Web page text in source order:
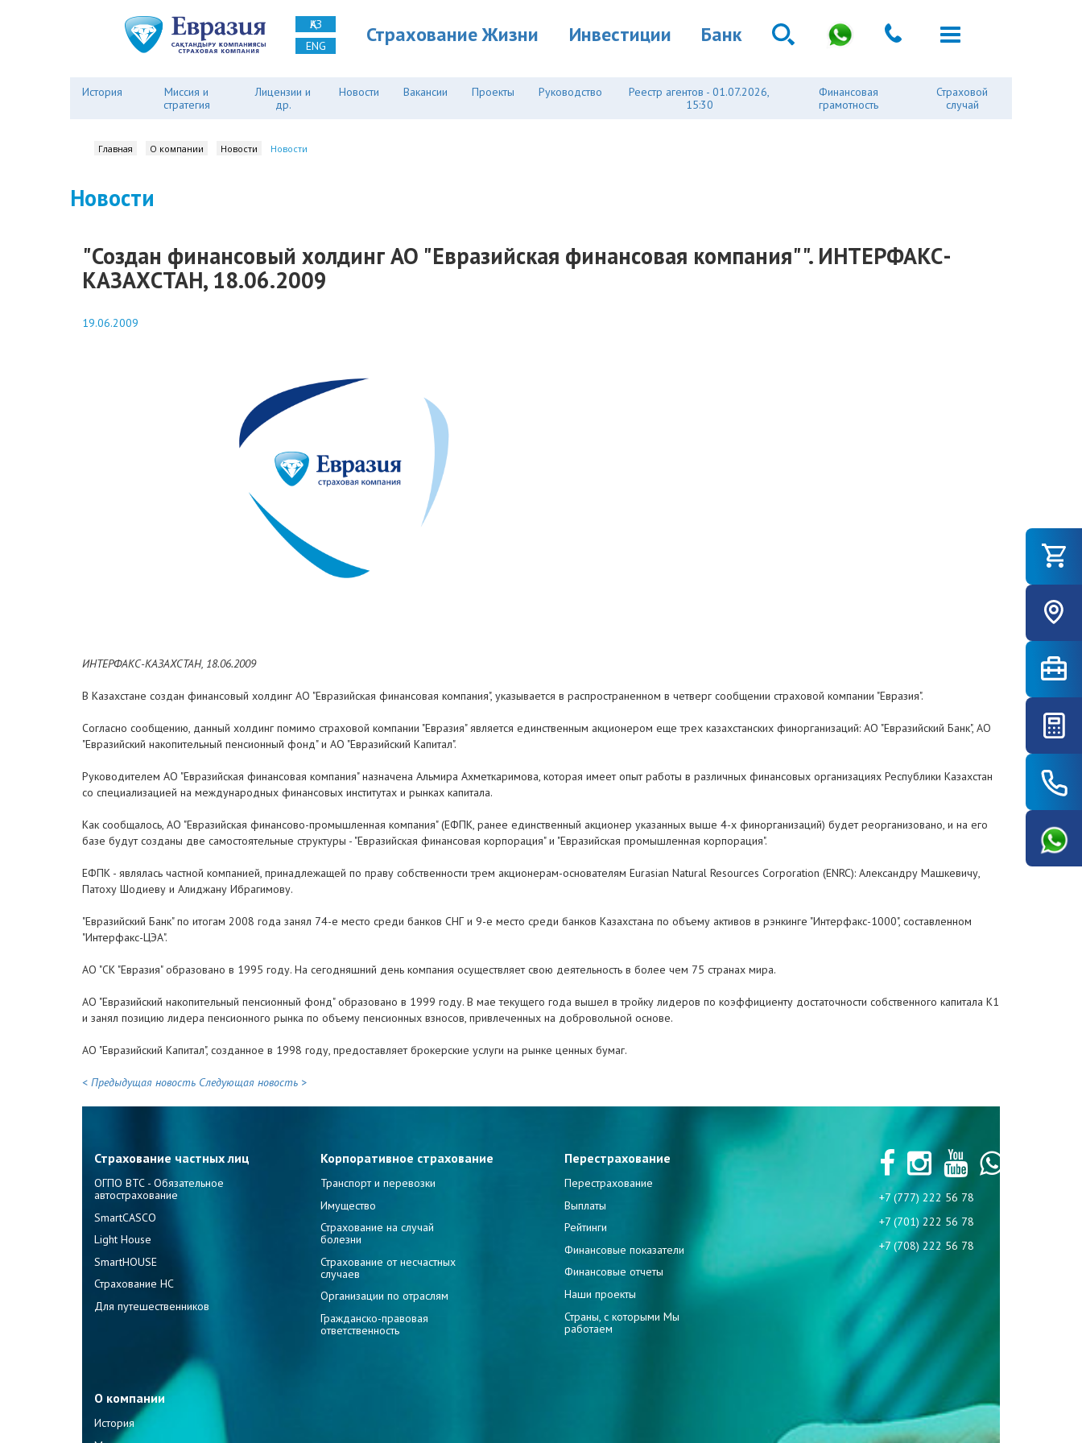
ҚАЗ
ENG
Страхование Жизни Инвестиции Банк
История
Миссия и
стратегия
Лицензии и
др.
Новости Вакансии Проекты Руководство
Реестр агентов - 01.07.2026,
15:30
Финансовая
грамотность
Страховой
случай
Главная О компании Новости Новости
Новости
"Создан финансовый холдинг АО "Евразийская финансовая компания"". ИНТЕРФАКС-
КАЗАХСТАН, 18.06.2009
19.06.2009
ИНТЕРФАКС-КАЗАХСТАН, 18.06.2009
В Казахстане создан финансовый холдинг АО "Евразийская финансовая компания", указывается в распространенном в четверг сообщении страховой компании "Евразия".
Согласно сообщению, данный холдинг помимо страховой компании "Евразия" является единственным акционером еще трех казахстанских финорганизаций: АО "Евразийский Банк", АО
"Евразийский накопительный пенсионный фонд" и АО "Евразийский Капитал".
Руководителем АО "Евразийская финансовая компания" назначена Альмира Ахметкаримова, которая имеет опыт работы в различных финансовых организациях Республики Казахстан
со специализацией на международных финансовых институтах и рынках капитала.
Как сообщалось, АО "Евразийская финансово-промышленная компания" (ЕФПК, ранее единственный акционер указанных выше 4-х финорганизаций) будет реорганизовано, и на его
базе будут созданы две самостоятельные структуры - "Евразийская финансовая корпорация" и "Евразийская промышленная корпорация".
ЕФПК - являлась частной компанией, принадлежащей по праву собственности трем акционерам-основателям Eurasian Natural Resources Corporation (ENRC): Александру Машкевичу,
Патоху Шодиеву и Алиджану Ибрагимову.
"Евразийский Банк" по итогам 2008 года занял 74-е место среди банков СНГ и 9-е место среди банков Казахстана по объему активов в рэнкинге "Интерфакс-1000", составленном
"Интерфакс-ЦЭА".
АО "СК "Евразия" образовано в 1995 году. На сегодняшний день компания осуществляет свою деятельность в более чем 75 странах мира.
АО "Евразийский накопительный пенсионный фонд" образовано в 1999 году. В мае текущего года вышел в тройку лидеров по коэффициенту достаточности собственного капитала K1
и занял позицию лидера пенсионного рынка по объему пенсионных взносов, привлеченных на добровольной основе.
АО "Евразийский Капитал", созданное в 1998 году, предоставляет брокерские услуги на рынке ценных бумаг.
< Предыдущая новость Следующая новость >
Страхование частных лиц
ОГПО ВТС - Обязательное
автострахование
SmartCASCO
Light House
SmartHOUSE
Страхование НС
Для путешественников
Корпоративное страхование
Транспорт и перевозки
Имущество
Страхование на случай
болезни
Страхование от несчастных
случаев
Организации по отраслям
Гражданско-правовая
ответственность
Перестрахование
Перестрахование
Выплаты
Рейтинги
Финансовые показатели
Финансовые отчеты
Наши проекты
Страны, с которыми Мы
работаем
О компании
История
+7 (777) 222 56 78
+7 (701) 222 56 78
+7 (708) 222 56 78